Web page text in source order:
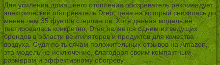
Для усиления домашнего отопления обозреватель рекомендует
электрический обогреватель Dreo, цена на который снизилась до
менее чем 35 фунтов стерлингов. Хотя данная модель не
тестировалась конкретно, Dreo является одним из ведущих
брендов в области вентиляторов и продуктов для качества
воздуха. Судя по тысячам положительных отзывов на Amazon,
эта модель не исключение, благодаря своим компактным
размерам и эффективному обогреву.